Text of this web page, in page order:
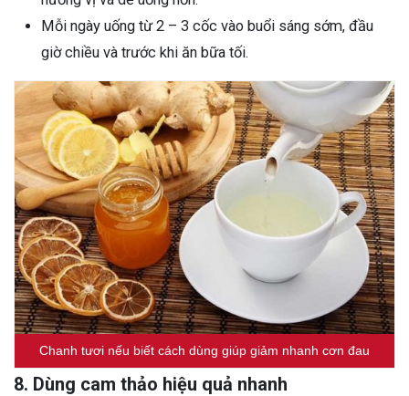
Mỗi ngày uống từ 2 – 3 cốc vào buổi sáng sớm, đầu
giờ chiều và trước khi ăn bữa tối.
Chanh tươi nếu biết cách dùng giúp giảm nhanh cơn đau
8. Dùng cam thảo hiệu quả nhanh